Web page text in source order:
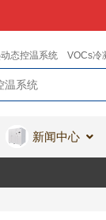
态控温系统 VOCs冷
新闻中心